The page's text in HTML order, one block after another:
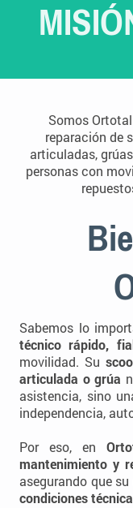
Somos
reparación de
articuladas,
personas con
Sabemos lo
técnico rápido,
movilidad. Su
articulada o grúa
asistencia, sino
independencia,
Por eso, en
mantenimiento y
asegurando que
condiciones